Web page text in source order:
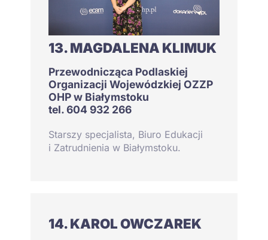
13. MAGDALENA KLIMUK
Przewodnicząca Podlaskiej
Organizacji Wojewódzkiej OZZP
OHP w Białymstoku
tel. 604 932 266
Starszy specjalista, Biuro Edukacji
i Zatrudnienia w Białymstoku.
14. KAROL OWCZAREK